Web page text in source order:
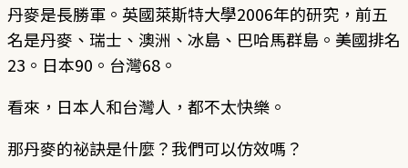
丹麥是長勝軍。英國萊斯特大學2006年的研究，前五
名是丹麥、瑞士、澳洲、冰島、巴哈馬群島。美國排名
23。日本90。台灣68。
看來，日本人和台灣人，都不太快樂。
那丹麥的祕訣是什麼？我們可以仿效嗎？